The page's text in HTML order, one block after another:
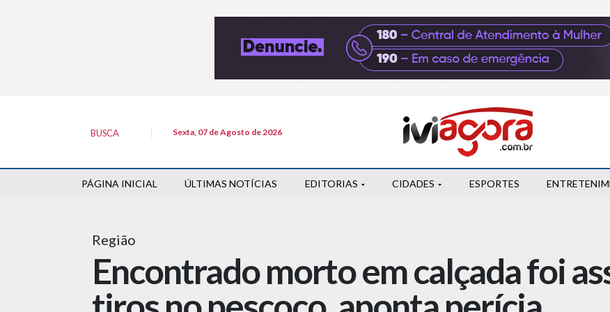
BUSCA Sexta, 07 de Agosto de 2026
PÁGINA INICIAL ÚLTIMAS NOTÍCIAS EDITORIAS CIDADES ESPORTES
Região
Encontrado morto em calçada foi